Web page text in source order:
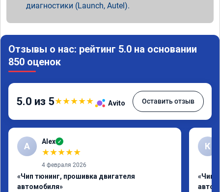
диагностики (Launch, Autel).
Отзывы о нас: рейтинг 5.0 на основании
850 оценок
5.0 из 5★★★★★ Avito Оставить отзыв
A Alex ✓
★★★★★
4 февраля 2026
«Чип тюнинг, прошивка двигателя
автомобиля»
К
«Чип